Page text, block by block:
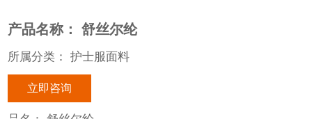
产品名称： 舒丝尔纶
所属分类： 护士服面料
立即咨询